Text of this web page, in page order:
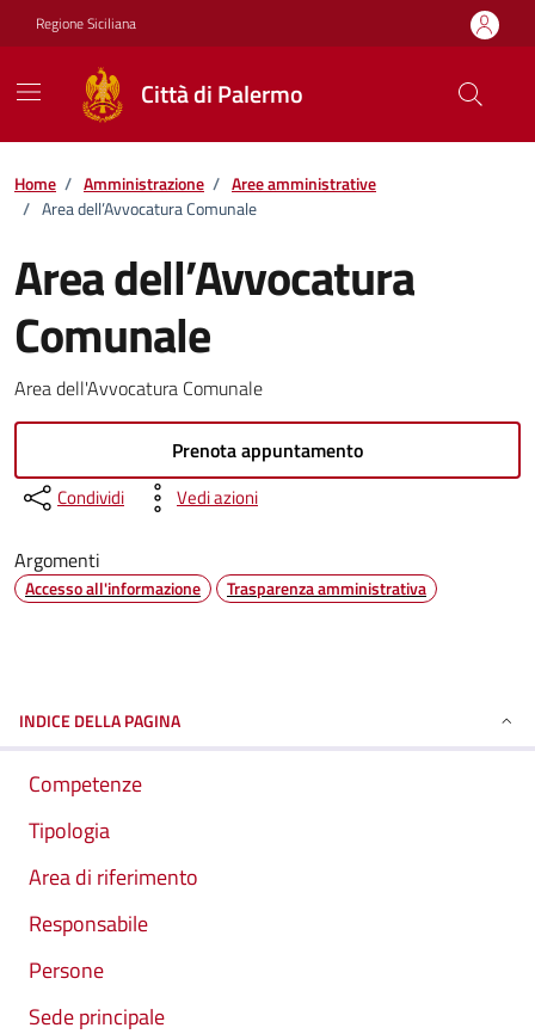
Vai ai contenuti
Vai al footer
Regione Siciliana
Città di Palermo
Home / Amministrazione / Aree amministrative
/ Area dell’Avvocatura Comunale
Area dell’Avvocatura
Comunale
Area dell'Avvocatura Comunale
Prenota appuntamento
Condividi Vedi azioni
Argomenti
Accesso all'informazione Trasparenza amministrativa
INDICE DELLA PAGINA
Competenze
Tipologia
Area di riferimento
Responsabile
Persone
Sede principale